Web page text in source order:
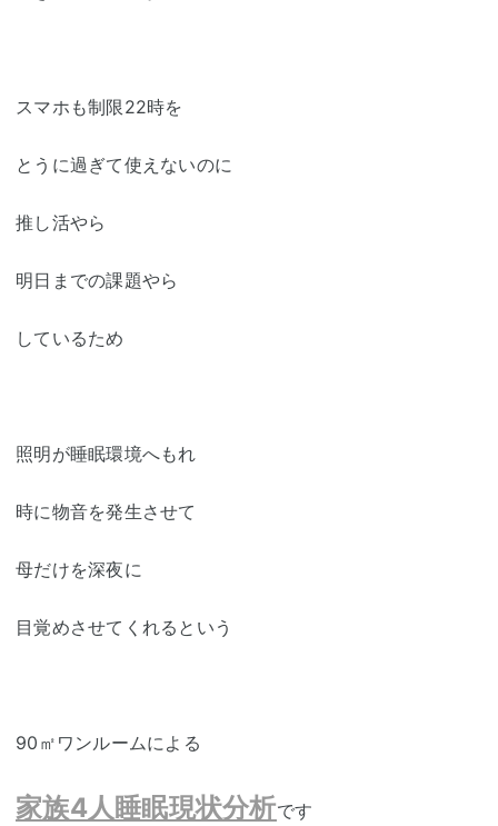
スマホも制限22時を
とうに過ぎて使えないのに
推し活やら
明日までの課題やら
しているため
照明が睡眠環境へもれ
時に物音を発生させて
母だけを深夜に
目覚めさせてくれるという
90㎡ワンルームによる
家族4人睡眠現状分析です